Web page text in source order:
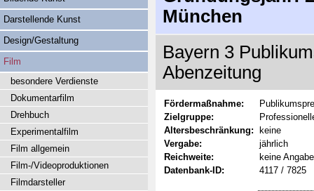
München
Bayern 3
Abenzeitung
Fördermaßnahme:
Zielgruppe:
Altersbeschränkung:
keine
Vergabe:
jährlich
Reichweite:
keine Angabe
Datenbank-ID:
4117 / 7825
Darstellende Kunst
Design/Gestaltung
Film
besondere Verdienste
Dokumentarfilm
Drehbuch
Experimentalfilm
Film allgemein
Film-/Videoproduktionen
Filmdarsteller